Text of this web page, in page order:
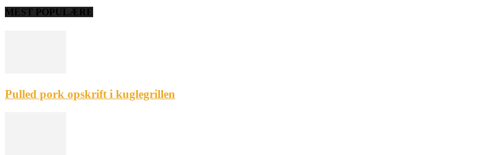
MEST POPULÆRE
Pulled pork opskrift i kuglegrillen